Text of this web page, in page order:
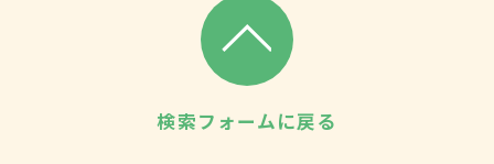
検索フォームに戻る